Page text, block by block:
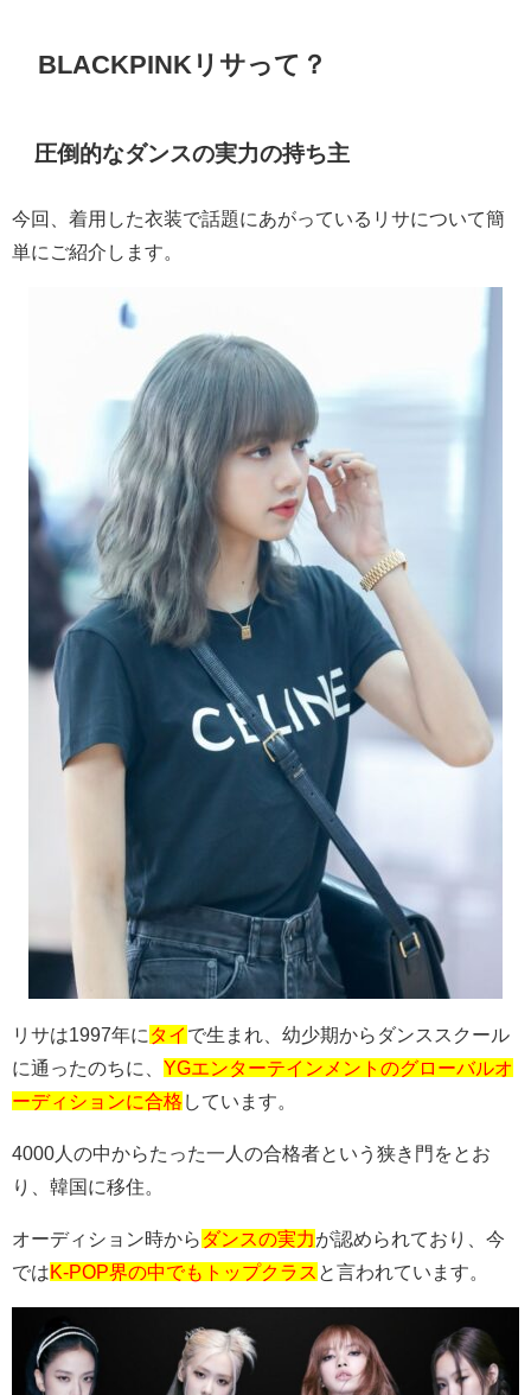
BLACKPINKリサって？
圧倒的なダンスの実力の持ち主
今回、着用した衣装で話題にあがっているリサについて簡
単にご紹介します。
リサは1997年に タイ で生まれ、幼少期からダンススクール
に通ったのちに、 YGエンターテインメントのグローバルオ
ーディションに合格 しています。
4000 人の中からたった一人の合格者という狭き門をとお
り、韓国に移住。
オーディション時から ダンスの実力が認められており、今
ではK-POP界の中でもトップクラス と言われています。